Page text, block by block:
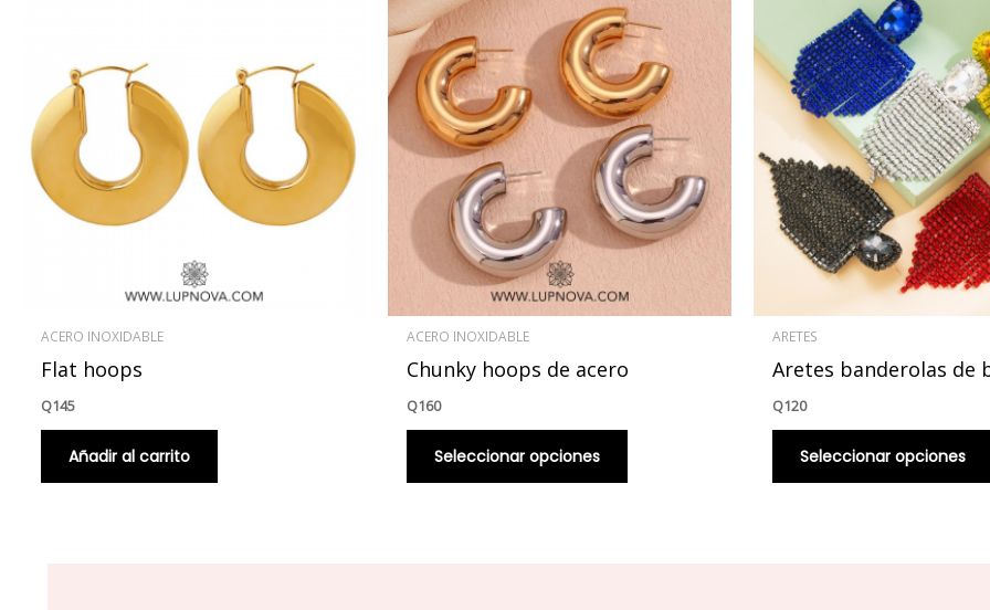
ACERO INOXIDABLE
Flat hoops
Q145
Añadir al carrito
ACERO INOXIDABLE
Chunky hoops de acero
Q160
Seleccionar opciones
producto
tiene
múltiples
variantes.
Las
opciones
se
pueden
elegir
la
ARETES
Aretes banderolas de
Q120
Seleccionar opciones